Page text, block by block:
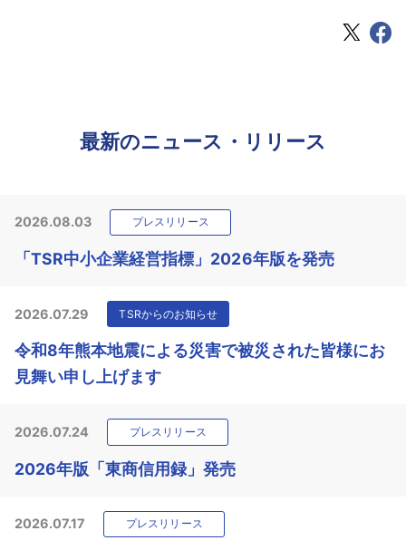
最新のニュース・リリース
2026.08.03 プレスリリース
「TSR中小企業経営指標」2026年版を発売
2026.07.29 TSRからのお知らせ
令和8年熊本地震による災害で被災された皆様にお
見舞い申し上げます
2026.07.24 プレスリリース
2026年版「東商信用録」発売
2026.07.17 プレスリリース